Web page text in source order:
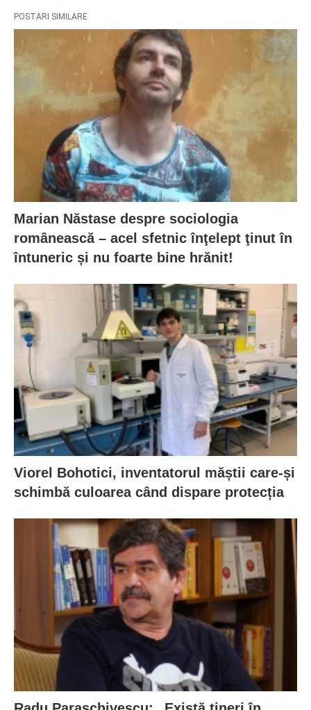
POSTARI SIMILARE
Marian Năstase despre sociologia
românească – acel sfetnic înţelept ţinut în
întuneric și nu foarte bine hrănit!
Viorel Bohotici, inventatorul măștii care-și
schimbă culoarea când dispare protecția